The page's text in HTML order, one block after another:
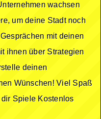
wachsen
um deine Stadt noch
mit deinen
ihnen über Strategien
deinen
Wünschen! Viel Spaß
Spiele Kostenlos